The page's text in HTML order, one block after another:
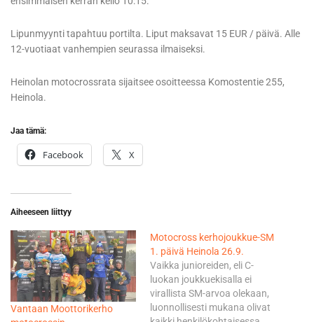
Lipunmyynti tapahtuu portilta. Liput maksavat 15 EUR / päivä. Alle
12-vuotiaat vanhempien seurassa ilmaiseksi.
Heinolan motocrossrata sijaitsee osoitteessa Komostentie 255,
Heinola.
Jaa tämä:
Facebook X
Aiheeseen liittyy
Vantaan Moottorikerho
Motocross kerhojoukkue-SM
1. päivä Heinola 26.9.
Vaikka junioreiden, eli C-
luokan joukkuekisalla ei
virallista SM-arvoa olekaan,
luonnollisesti mukana olivat